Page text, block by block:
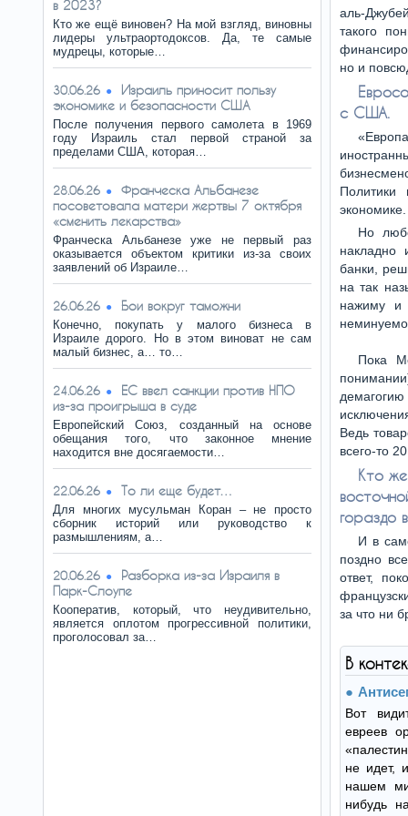
в 2023?
Кто же ещё виновен? На мой взгляд, виновны
лидеры ультраортодоксов. Да, те самые
мудрецы, которые…
30.06.26
Израиль приносит пользу
экономике и безопасности США
После получения первого самолета в 1969
году Израиль стал первой страной за
пределами США, которая…
28.06.26
Франческа Альбанезе
посоветовала матери жертвы 7 октября
«сменить лекарства»
Франческа Альбанезе уже не первый раз
оказывается объектом критики из-за своих
заявлений об Израиле…
26.06.26 Бои вокруг таможни
Конечно, покупать у малого бизнеса в
Израиле дорого. Но в этом виноват не сам
малый бизнес, а… то…
24.06.26
ЕС ввел санкции против НПО
из-за проигрыша в суде
Европейский Союз, созданный на основе
обещания того, что законное мнение
находится вне досягаемости…
22.06.26 То ли еще будет…
Для многих мусульман Коран – не просто
сборник историй или руководство к
размышлениям, а…
20.06.26
Разборка из-за Израиля в
Парк-Слоупе
Кооператив, который, что неудивительно,
является оплотом прогрессивной политики,
проголосовал за…
аль-
такого
но и
с США.
Но
накладно
банки,
на так
нажиму и
Пока
Ведь
всего-то
Кто
гораздо
И в
поздно
ответ,
за что ни
В
Вот
евреев
не идет,
нашем
нибудь